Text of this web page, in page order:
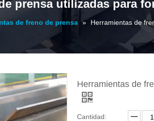
prensa utilizadas para
de freno de prensa » Herramientas de
Herramientas de
Cantidad: